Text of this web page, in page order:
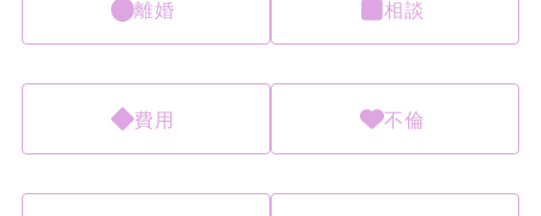
離婚 相談
費用 不倫